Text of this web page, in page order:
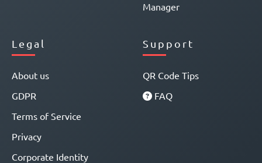
Manager
Legal
About us
GDPR
Terms of Service
Privacy
Corporate Identity
Support
QR Code Tips
FAQ